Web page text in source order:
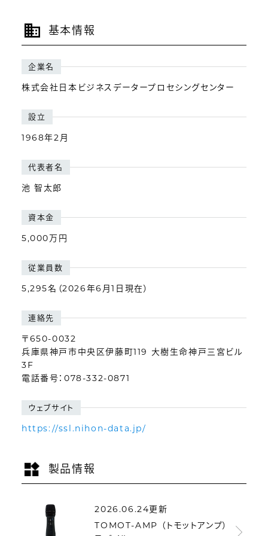
基本情報
企業名
株式会社日本ビジネスデータープロセシングセンター
設立
1968年2月
代表者名
池 智太郎
資本金
5,000万円
従業員数
5,295名（2026年6月1日現在）
連絡先
〒650-0032
兵庫県神戸市中央区伊藤町119 大樹生命神戸三宮ビル
3F
電話番号：078-332-0871
ウェブサイト
https://ssl.nihon-data.jp/
製品情報
2026.06.24更新
TOMOT-AMP （トモットアンプ）